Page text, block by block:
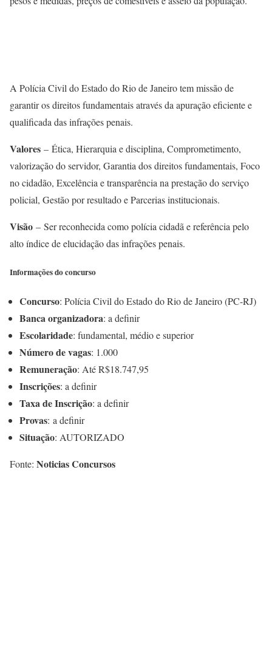
A Polícia Civil do Estado do Rio de Janeiro tem missão de
garantir os direitos fundamentais através da apuração eficiente e
qualificada das infrações penais.
Valores – Ética, Hierarquia e disciplina, Comprometimento,
valorização do servidor, Garantia dos direitos fundamentais, Foco
no cidadão, Excelência e transparência na prestação do serviço
policial, Gestão por resultado e Parcerias institucionais.
Visão – Ser reconhecida como polícia cidadã e referência pelo
alto índice de elucidação das infrações penais.
Informações do concurso
Concurso: Polícia Civil do Estado do Rio de Janeiro (PC-RJ)
Banca organizadora: a definir
Escolaridade: fundamental, médio e superior
Número de vagas: 1.000
Remuneração: Até R$18.747,95
Inscrições: a definir
Taxa de Inscrição: a definir
Provas: a definir
Situação: AUTORIZADO
Fonte: Noticias Concursos